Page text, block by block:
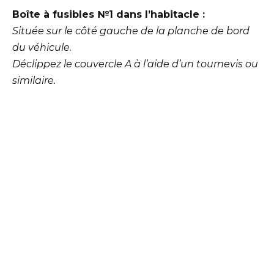
Boîte à fusibles №1 dans l’habitacle :
Située sur le côté gauche de la planche de bord
du véhicule.
Déclippez le couvercle A à l’aide d’un tournevis ou
similaire.